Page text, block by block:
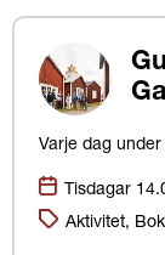
Varje dag
Datum:
Tisdagar
Kategorier:
Aktivitet,